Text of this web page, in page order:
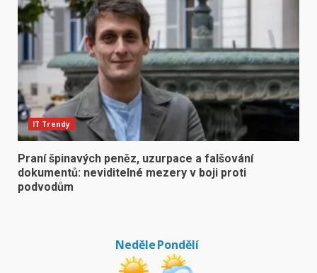
IT Trendy
Praní špinavých peněz, uzurpace a falšování
dokumentů: neviditelné mezery v boji proti
podvodům
NedělePondělí